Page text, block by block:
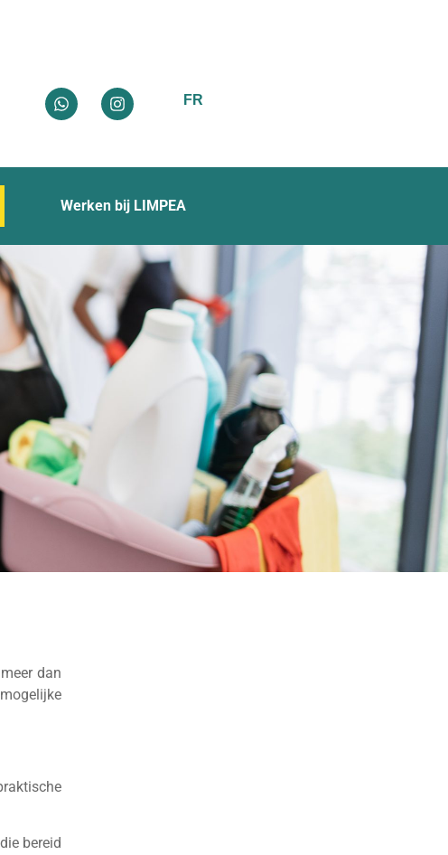
FR
Werken bij LIMPEA
dan
bereid